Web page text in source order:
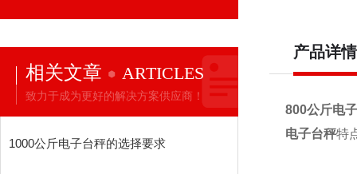
相关文章 ARTICLES
致力于成为更好的解决方案供应商！
1000公斤电子台秤的选择要求
产品详情
800公斤电
电子台秤特